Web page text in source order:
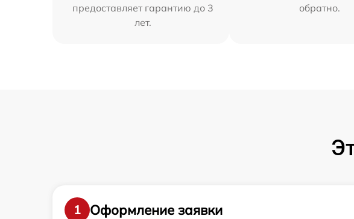
предоставляет гарантию до 3
лет.
обратно.
1
Оформление заявки